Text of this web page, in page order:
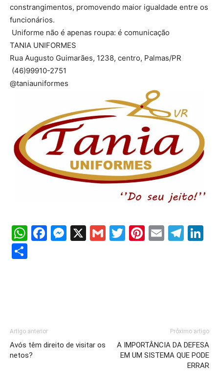
constrangimentos, promovendo maior igualdade entre os
funcionários.
Uniforme não é apenas roupa: é comunicação
TANIA UNIFORMES
Rua Augusto Guimarães, 1238, centro, Palmas/PR
(46)99910-2751
@taniauniformes
WhatsApp
Facebook
Messenger
X GmailTwitter
Pinterest
Email
Artigo anterior
Avós têm direito de visitar os
netos?
Próximo artigo
A IMPORTÂNCIA DA DEFESA
EM UM SISTEMA QUE PODE
ERRAR